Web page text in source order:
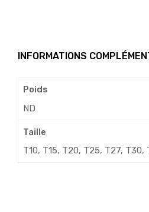
INFORMATIONS
Poids
ND
Taille
T10, T15, T20, T25, T27, T30,